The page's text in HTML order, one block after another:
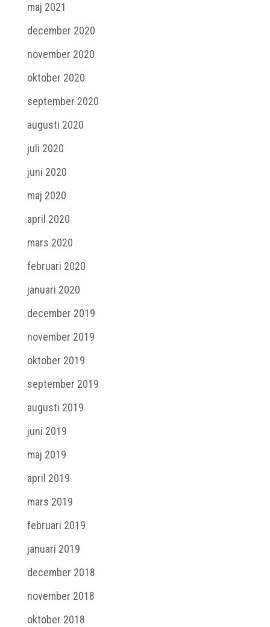
maj 2021
december 2020
november 2020
oktober 2020
september 2020
augusti 2020
juli 2020
juni 2020
maj 2020
april 2020
mars 2020
februari 2020
januari 2020
december 2019
november 2019
oktober 2019
september 2019
augusti 2019
juni 2019
maj 2019
april 2019
mars 2019
februari 2019
januari 2019
december 2018
november 2018
oktober 2018